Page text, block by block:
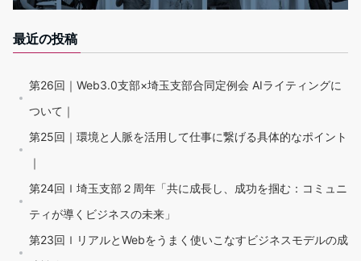
最近の投稿
第26回｜Web3.0支部×埼玉支部合同定例会 AIライティングに
ついて｜
第25回｜環境と人脈を活用して仕事に繋げる具体的なポイント
｜
第24回ｌ埼玉支部２周年「共に成長し、成功を掴む：コミュニ
ティが導くビジネスの未来」
第23回ｌリアルとWebをうまく使いこなすビジネスモデルの成